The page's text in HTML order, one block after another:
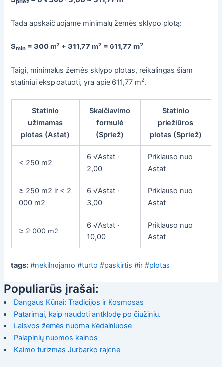
priež
Tada apskaičiuojame minimalų žemės sklypo plotą:
Smin = 300 m2 + 311,77 m2 = 611,77 m2
Taigi, minimalus žemės sklypo plotas, reikalingas šiam
statiniui eksploatuoti, yra apie 611,77 m2.
Statinio
užimamas
plotas (Astat)
Skaičiavimo
formulė
(Spriež)
Statinio
priežiūros
plotas (Spriež)
< 250 m2
6 √Astat ·
2,00
Priklauso nuo
Astat
≥ 250 m2 ir < 2
000 m2
6 √Astat ·
3,00
Priklauso nuo
Astat
≥ 2 000 m2
6 √Astat ·
10,00
Priklauso nuo
Astat
tags: #nekilnojamo #turto #paskirtis #ir #plotas
Populiarūs įrašai:
Dangaus Kūnai: Tradicijos ir Kosmosas
Patarimai, kaip naudoti antklodę po čiužiniu.
Laisvos žemės nuoma Kėdainiuose
Palapinių nuomos kainos
Kaimo turizmas Jurbarko rajone